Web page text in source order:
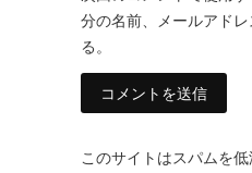
分の名前、メールアド
る。
このサイトはスパムを